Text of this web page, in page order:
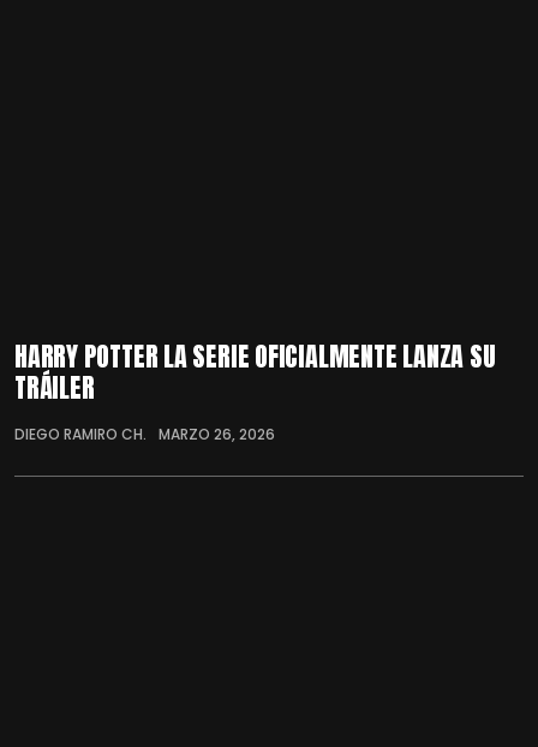
HARRY POTTER LA SERIE OFICIALMENTE LANZA SU
TRÁILER
DIEGO RAMIRO CH. MARZO 26, 2026